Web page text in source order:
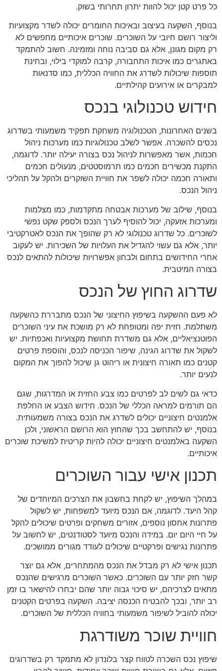
כל פרט קטן יכול להוות יתרון תחרותי בשוק.
בנוסף, השקעה בעיצוב ובאיכות החומרים יכולה לשדר מקצועיות
וליצור רושם חיובי על השוכרים. שוכרים איכותיים מחפשים לא
רק מקום מגונן, אלא גם סביבה נוחה ומזמינה. חשוב להתמקד
באתגרים כמו איכות התחבורה, קרבה למוקדי בילוי, ובחינת
תוספות שיכולות לשדרג את החוויה הכללית, כמו סדנאות
למבקרים או אירועים קהילתיים.
חידוש טכנולוגי בנכס
בשנים האחרונות, הטכנולוגיה משחקת תפקיד משמעותי בשדרוג
נכסים להשכרה. אפשר לשלב טכנולוגיות כמו מערכות ניהול
חכמות, אשר מאפשרות לניהול נכס בצורה יעילה יותר. לדוגמה,
התקנת מכשירים חכמים כמו תרמוסטטים, מנעולים חכמים
ותאורה חכמה יכולה לשפר את חוויית השוקרים ולהקל על תהליכי
ניהול הנכס.
בנוסף, שילוב של מערכות אבטחה מתקדמות, כמו מצלמות
ומערכות אזעקה, יכול להוסיף לערך הנכס ולספק שקט נפשי
לשוכרים. כל שדרוג טכנולוגי לא רק שהופך את הנכס לאטרקטיבי
יותר, אלא גם עשוי להגדיל את העלויות של השכירות. יש לעקוב
אחרי החידושים בתחום ולבחון אפשרויות שיכולות להתאים לנכס
בצורה המיטבית.
שדרוג החוץ של הנכס
לא פעם ההשקעה בשיפוץ החיצוני של הנכס מתבררת כהשקעה
משתלמת. חזית יפה ומטופחת לא רק מושכת את עיני השוכרים
הפוטנציאליים, אלא גם משדרת תחושת מקצועיות ואכפתיות. יש
לשקול את שדרוג הגינה, שיפור הכניסה לנכס, והוספת פרטים
קטנים כמו תאורה חיצונית או ריהוט גן שיכול להפוך את המקום
לנעים יותר.
כדאי גם לשים לב לפרטים כמו צבע החזית או המדרגות, שגם
הם תורמים למראה הכללי של הנכס. חידוש הצבע או החלפת
אלמנטים חיצוניים יכולים לשדרג את הנכס בצורה משמעותית.
בנוסף, יש להתחשב בכך שהחוץ הוא הרושם הראשוני, ולכן
השקעה באלמנטים חיצוניים יכולה להיות קריטית למשיכת שוכרים
איכותיים.
תכנון אישי עבור השוכרים
במהלך השיפוץ, יש לקחת בחשבון את הצרכים המיוחדים של
קהל היעד. לדוגמה, אם הנכס מיועד למשפחות, יש לשקול
פתרונות אחסון נוספים, אזורים משחקים ופרטים שיכולים להקל
על חיי היום יום. במידה והנכס מיועד לסטודנטים, יש לחשוב על
פתרונות נגישים ופרקטיים שיכולים לעודד מגורים ממושכים.
תכנון אישי לא רק מבדל את הנכס מהמתחרים, אלא גם יוצר
קשר חזק יותר עם השוכרים. כאשר השוכרים מרגישים שהנכס
מתאים לצרכיהם, יש סיכוי גבוה יותר שהם יבחרו להישאר בו זמן
רב יותר, ובכך להבטיח הכנסה יציבה. השקעה בפרטים הקטנים
יכולה להוביל לשיפור משמעותי בחוויה הכללית של השוכרים.
חוויית שוכר משודרגת
שיפוץ נכס השכרה לטווח קצר בלונדון לא מתמקד רק בשדרוגים